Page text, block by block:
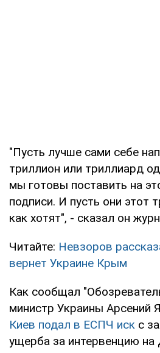
"Пусть лучше сами себе
триллион или триллиард
мы готовы поставить на
подписи. И пусть они этот
как хотят", - сказал он
Читайте: Невзоров
вернет Украине Крым
Как сообщал
министр Украины Арсений
Киев подал в ЕСПЧ иск с
ущерба за интервенцию на